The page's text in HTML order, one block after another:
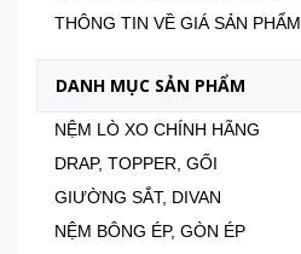
THÔNG TIN VỀ GIÁ SẢN PHẨM
DANH MỤC SẢN PHẨM
NỆM LÒ XO CHÍNH HÃNG
DRAP, TOPPER, GỐI
GIƯỜNG SẮT, DIVAN
NỆM BÔNG ÉP, GÒN ÉP